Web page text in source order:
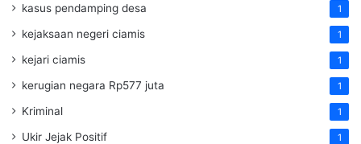
kasus pendamping desa 1
kejaksaan negeri ciamis 1
kejari ciamis 1
kerugian negara Rp577 juta 1
Kriminal 1
Ukir Jejak Positif 1